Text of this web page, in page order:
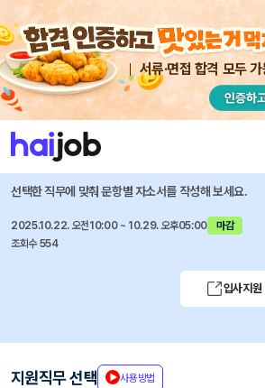
서류·면접 합격 모두
채용공고 자소서 자유항목 자소서 내 작성목록
농협자산관리회사
2025년도 농협자산관리회사 인턴형
선택한 직무에 맞춰 문항별 자소서를 작성해 보세요.
2025.10.22. 오전10:00 ~ 10.29. 오후05:00
마감
조회수 554
입사지원
지원직무 선택 사용방법